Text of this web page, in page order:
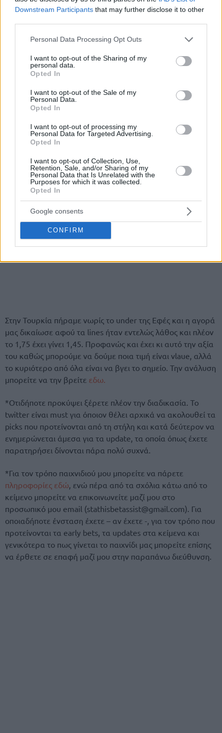
Downstream Participants that may further disclose it to other
Please note that this website/app uses one or more Google
not limited to your visit or usage behaviour. You may click to
grant or deny consent to Google and its third-party tags to
use your data for below specified purposes in below Google
consent section.
Personal Data Processing Opt Outs
I want to opt-out of the Sharing of my
personal data.
Opted In
I want to opt-out of the Sale of my
Personal Data.
Opted In
I want to opt-out of processing my
Personal Data for Targeted Advertising.
Opted In
I want to opt-out of Collection, Use,
Retention, Sale, and/or Sharing of my
Personal Data that Is Unrelated with the
Purposes for which it was collected.
Opted In
Google consents
CONFIRM
Στην Τουρκία πήραμε νωρίς το under της Εφές και η αγορά
μας δικαίωσε αφού τα lines ήταν εντελώς λάθος και πλέον
το 1,75 έχει γίνει 1,45. Προφανώς και έχει κι αυτό την αξία
του καθώς μπορούμε να δούμε ποια τιμή είναι vlaue, αλλά
το κυριότερο από όλα είναι να βγει το σημείο. Την ανάλυση
μπορείτε να την βρείτε εδω.
*Οτιδήποτε προκύψει ξέρετε πλέον την διαδικασία. Το
twitter είναι must για όποιον θέλει αρχικά να ακολουθεί τα
picks που προτείνονται από τη στήλη και κατά δεύτερον να
ενημερώνεται άμεσα για τα update, τα οποία όπως έχετε
παρατηρήσει δίνονται πάρα πολύ συχνά.
*Για τον τρόπο παιχνιδιού μου μπορείτε να πάρετε
πληροφορίες εδώ, ενώ πέρα από τα σχόλια κάτω από το
κείμενο μπορείτε να επικοινωνείτε μαζί μου στο
προσωπικό μου email (stathisbetassist@gmail.com). Για
οποιαδήποτε ένσταση έχετε – αν έχετε -, για τον τρόπο που
προτείνονται τα early bets, τα updates στα κείμενα και
γενικότερα το πως γίνεται το παιχνίδι μας μπορείτε επίσης
να έρθετε σε επαφή μαζί μου στην παραπάνω διεύθυνση.